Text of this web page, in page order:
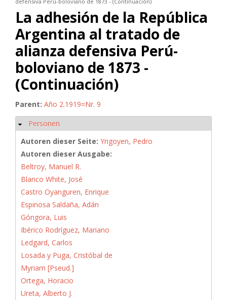
La adhesión de la República
Argentina al tratado de
alianza defensiva Perú-
boloviano de 1873 -
(Continuación)
Parent: Año 2.1919=Nr. 9
Ausblenden
Personen
Autoren dieser Seite: Yrigoyen, Pedro
Autoren dieser Ausgabe:
Beltroy, Manuel R.
Blanco White, José
Castro Oyanguren, Enrique
Espinosa Saldaña, Adán
Góngora, Luis
Ibérico Rodríguez, Mariano
Ledgard, Carlos
Losada y Puga, Cristóbal de
Myriam [Pseud.]
Ortega, Horacio
Ureta, Alberto J.